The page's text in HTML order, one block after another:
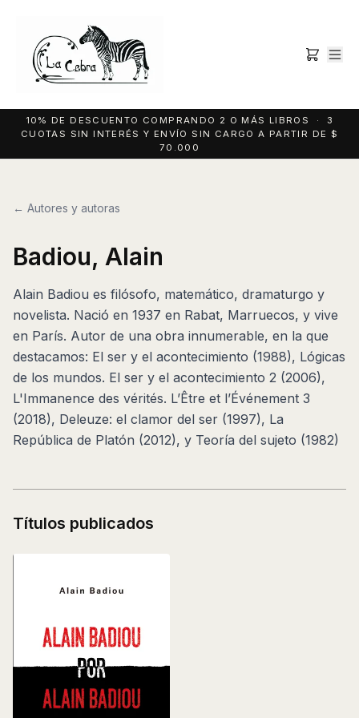
10% DE DESCUENTO COMPRANDO 2 O MÁS LIBROS · 3
CUOTAS SIN INTERÉS Y ENVÍO SIN CARGO A PARTIR DE $
70.000
← Autores y autoras
Badiou, Alain
Alain Badiou es filósofo, matemático, dramaturgo y
novelista. Nació en 1937 en Rabat, Marruecos, y vive
en París. Autor de una obra innumerable, en la que
destacamos: El ser y el acontecimiento (1988), Lógicas
de los mundos. El ser y el acontecimiento 2 (2006),
L'Immanence des vérités. L’Être et l’Événement 3
(2018), Deleuze: el clamor del ser (1997), La
República de Platón (2012), y Teoría del sujeto (1982)
Títulos publicados